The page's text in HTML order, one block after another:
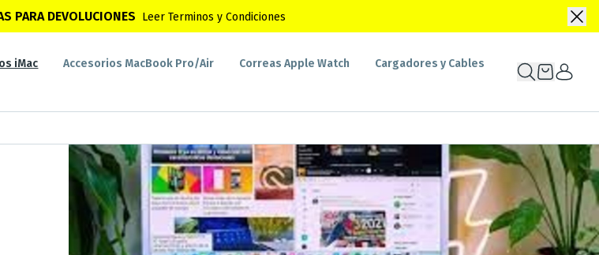
PARA DEVOLUCIONES Leer Terminos y Condiciones
iMac Accesorios MacBook Pro/Air Correas Apple Watch
Cargadores y Cables